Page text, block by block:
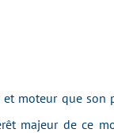
moteur que
majeur de ce